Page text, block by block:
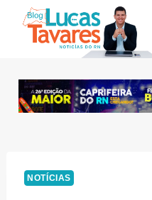
NOTÍCIAS